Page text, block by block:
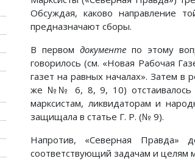
Обсуждая, каково направление
предназначают сборы.
В первомдокументе по этому
говорилось (см. «Новая Рабочая
газет на равных началах». Затем в
же №№ 6, 8, 9, 10) отстаивалось
марксистам, ликвидаторам и
защищала в статье Г. Р. (№ 9).
Напротив, «Северная Правда»
соответствующий задачам и целям